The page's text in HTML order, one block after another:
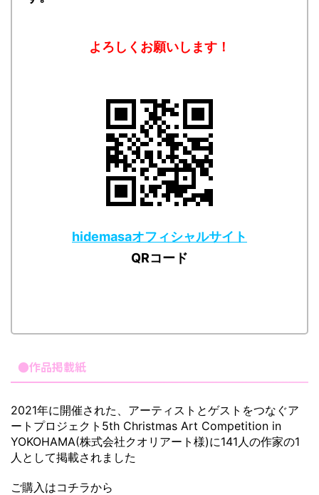
よろしくお願いします！
hidemasaオフィシャルサイト
QRコード
●作品掲載紙
2021年に開催された、アーティストとゲストをつなぐア
ートプロジェクト5th Christmas Art Competition in
YOKOHAMA(株式会社クオリアート様)に141人の作家の1
人として掲載されました
ご購入はコチラから